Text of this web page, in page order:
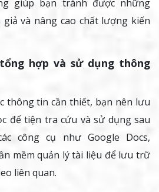
giúp bạn tránh được những
và nâng cao chất lượng kiến
hợp và sử dụng thông
thông tin cần thiết, bạn nên lưu
để tiện tra cứu và sử dụng sau
công cụ như Google Docs,
mềm quản lý tài liệu để lưu trữ
liên quan.